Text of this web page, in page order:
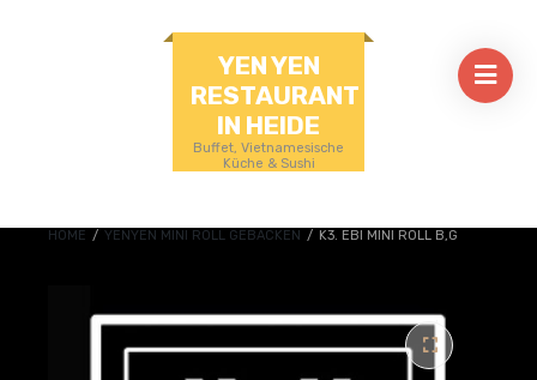
YEN YEN
RESTAURANT
IN HEIDE
Buffet, Vietnamesische
Küche & Sushi
HOME / YENYEN MINI ROLL GEBACKEN / K3. EBI MINI ROLL B,G